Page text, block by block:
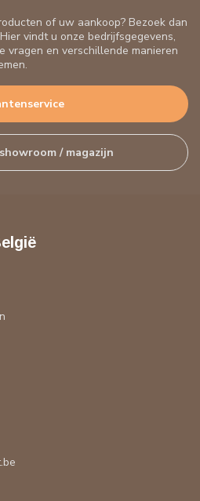
of uw aankoop? Bezoek dan
vindt u onze bedrijfsgegevens,
vragen en verschillende manieren
/ magazijn